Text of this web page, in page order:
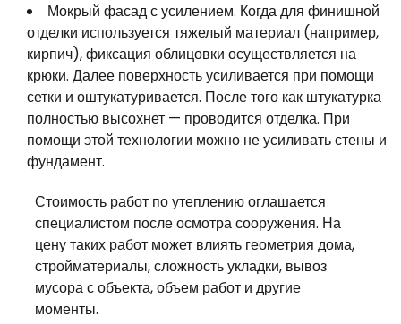
Мокрый фасад с усилением. Когда для финишной
отделки используется тяжелый материал (например,
кирпич), фиксация облицовки осуществляется на
крюки. Далее поверхность усиливается при помощи
сетки и оштукатуривается. После того как штукатурка
полностью высохнет — проводится отделка. При
помощи этой технологии можно не усиливать стены и
фундамент.
Стоимость работ по утеплению оглашается
специалистом после осмотра сооружения. На
цену таких работ может влиять геометрия дома,
стройматериалы, сложность укладки, вывоз
мусора с объекта, объем работ и другие
моменты.